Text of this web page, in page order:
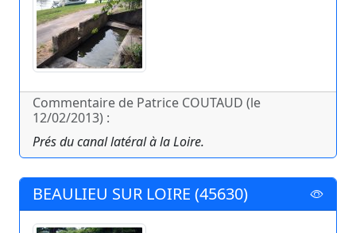
Commentaire de Patrice COUTAUD (le
12/02/2013) :
Prés du canal latéral à la Loire.
BEAULIEU SUR LOIRE (45630)